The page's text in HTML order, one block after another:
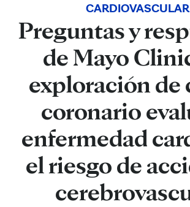
CARDIOVASCULAR
Preguntas y
de Mayo
exploración de
coronario
enfermedad
el riesgo de